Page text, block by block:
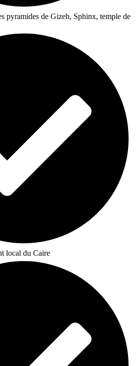
pyramides de Gizeh, Sphinx, temple de
local du Caire